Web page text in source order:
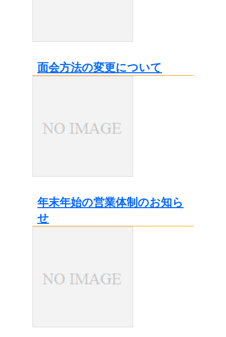
面会方法の変更について
年末年始の営業体制のお知ら
せ